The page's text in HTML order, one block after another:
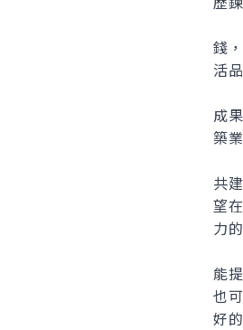
錢
活
成
築
共
望
力
能
也
好